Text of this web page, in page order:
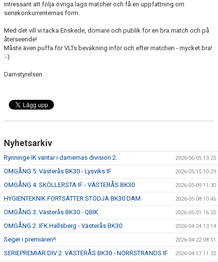
intressant att följa övriga lags matcher och få en uppfattning om
seriekonkurrenternas form.
Med det vill vi tacka Enskede, domare och publik för en bra match och på
återseende!
Måste även puffa för VLTs bevakning inför och efter matchen - mycket bra!
:-)
Damstyrelsen
Nyhetsarkiv
Rynninge IK väntar i damernas division 2. 2026-06-05 13:25
OMGÅNG 5: Västerås BK30 - Lysviks IF 2026-05-15 10:29
OMGÅNG 4: SKÖLLERSTA IF - VÄSTERÅS BK30 2026-05-09 11:30
HYGIENTEKNIK FORTSÄTTER STÖDJA BK30 DAM 2026-05-08 10:46
OMGÅNG 3: Västerås BK30 - QBIK 2026-05-01 16:20
OMGÅNG 2: IFK Hallsberg - Västerås BK30 2026-04-24 13:14
Seger i premiären!! 2026-04-22 08:51
SERIEPREMIÄR DIV 2: VÄSTERÅS BK30 - NORRSTRANDS IF 2026-04-17 11:32